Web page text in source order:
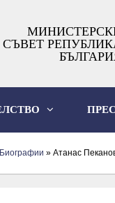
СЪВЕТ
Биографии » Атанас